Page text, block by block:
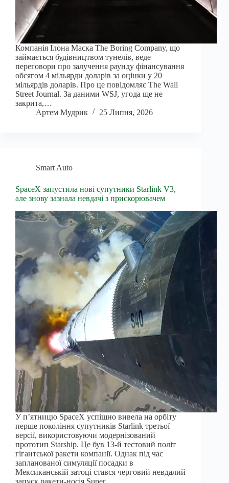
Компанія Ілона Маска The Boring Company, що
займається будівництвом тунелів, веде
переговори про залучення раунду фінансування
обсягом 4 мільярди доларів за оцінки у 20
мільярдів доларів. Про це повідомляє The Wall
Street Journal. За даними WSJ, угода ще не
закрита,…
Артем Мудрик
25 Липня, 2026
Smart Auto
SpaceX запустила нові супутники Starlink V3,
але знову зазнала невдачі з прискорювачем
У п’ятницю SpaceX успішно вивела на орбіту
перше покоління супутників Starlink третьої
версії, використовуючи модернізований
прототип Starship. Це був 13-й тестовий політ
гігантської ракети компанії. Однак під час
запланованої симуляції посадки в
Мексиканській затоці стався черговий невдалий
запуск ракети-носія Super…